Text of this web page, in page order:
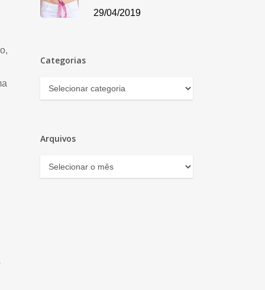
29/04/2019
Categorias
Categorias
Arquivos
Arquivos